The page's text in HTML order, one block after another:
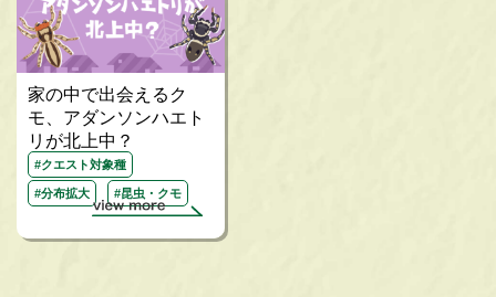
家の中で出会えるク
モ、アダンソンハエト
リが北上中？
#クエスト対象種
#分布拡大 #昆虫・クモ